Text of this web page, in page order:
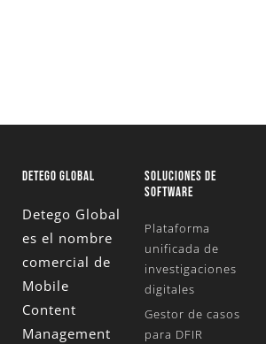
DETEGO GLOBAL
Detego Global
es el nombre
comercial de
Mobile
Content
Management
SOLUCIONES DE
SOFTWARE
Plataforma
unificada de
investigaciones
digitales
Gestor de casos
para DFIR